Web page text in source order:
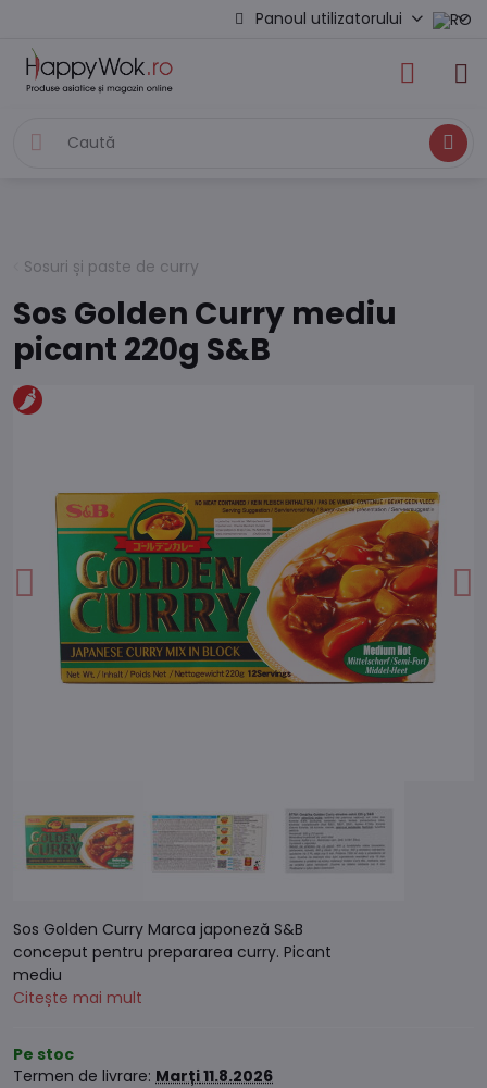
Panoul utilizatorului
Caută
Sosuri și paste de curry
Sos Golden Curry mediu
picant 220g S&B
Sos Golden Curry Marca japoneză S&B
conceput pentru prepararea curry. Picant
mediu
Citește mai mult
Pe stoc
Termen de livrare: Marți11.8.2026